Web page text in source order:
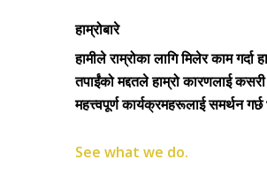
हाम्रोबारे
हामीले राम्रोका लागि मिलेर काम
तपाईंको मद्दतले हाम्रो कारणलाई
महत्त्वपूर्ण कार्यक्रमहरूलाई समर्थन
See what we do.